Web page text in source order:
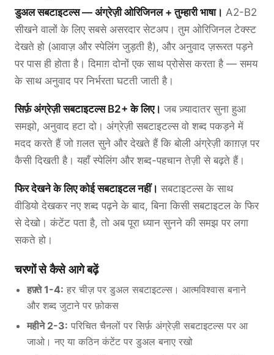
डुअल सबटाइटल्स — अंग्रेज़ी ओरिजिनल + तुम्हारी भाषा। A2-B2
सीखने वालों के लिए सबसे असरदार सेटअप। तुम ओरिजिनल टेक्स्ट
देखते हो (आवाज़ और स्पेलिंग जुड़ती है), और अनुवाद ज़रूरत पड़ने
पर पास ही होता है। दिमाग़ दोनों एक साथ प्रोसेस करता है — समय
के साथ अनुवाद पर निर्भरता घटती जाती है।
सिर्फ़ अंग्रेज़ी सबटाइटल्स B2+ के लिए। जब ज़्यादातर सुना हुआ
समझो, अनुवाद हटा दो। अंग्रेज़ी सबटाइटल्स वो शब्द पकड़ने में
मदद करते हैं जो ग़लत सुने और देखते हैं कि बोली अंग्रेज़ी काग़ज़ पर
कैसी दिखती है। यहाँ स्पेलिंग और शब्द-पहचान तेज़ी से बढ़ते हैं।
फिर देखने के लिए कोई सबटाइटल नहीं। सबटाइटल्स के साथ
वीडियो देखकर नए शब्द पढ़ने के बाद, बिना किसी सबटाइटल के फिर
से देखो। कंटेंट पता है, तो अब पूरा ध्यान सुनने की समझ पर लगा
सकते हो।
चरणों से कैसे आगे बढ़ें
हफ़्ते 1-4: हर चीज़ पर डुअल सबटाइटल्स। आत्मविश्वास बनाने
और शब्द जुटाने पर फ़ोकस
महीने 2-3: परिचित चैनलों पर सिर्फ़ अंग्रेज़ी सबटाइटल्स पर आ
जाओ। नए या कठिन कंटेंट पर डुअल बनाए रखो